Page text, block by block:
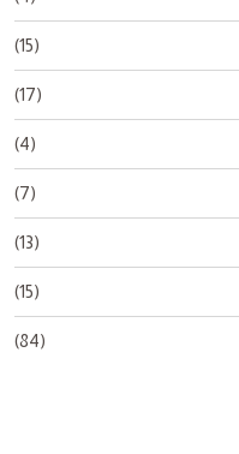
(15)
(17)
(4)
(7)
(13)
(15)
(84)